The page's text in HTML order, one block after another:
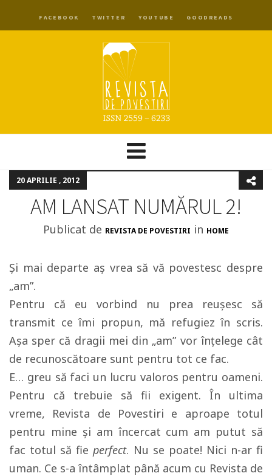
FACEBOOK TWITTER YOUTUBE GOODREADS
20 APRILIE , 2012
AM LANSAT NUMĂRUL 2!
Publicat de REVISTA DE POVESTIRI in HOME
Și mai departe aș vrea să vă povestesc despre
„am”.
Pentru că eu vorbind nu prea reușesc să
transmit ce îmi propun, mă refugiez în scris.
Așa sper că dragii mei din „am” vor înțelege cât
de recunoscătoare sunt pentru tot ce fac.
E… greu să faci un lucru valoros pentru oameni.
Pentru că trebuie să fii exigent. În ultima
vreme, Revista de Povestiri e aproape totul
pentru mine și am încercat cum am putut să
fac totul să fieperfect. Nu se poate! Nici n-ar fi
uman. Ce s-a întâmplat până acum cu Revista de